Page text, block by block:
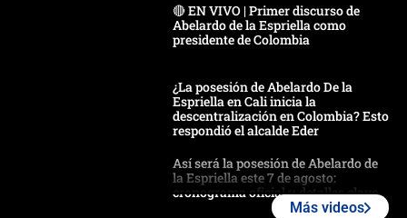
🔴 EN VIVO | Primer discurso de
Abelardo de la Espriella como
presidente de Colombia
¿La posesión de Abelardo De la
Espriella en Cali inicia la
descentralización en Colombia? Esto
respondió el alcalde Eder
Así será la posesión de Abelardo de
la Espriella este 7 de agosto:
cronograma oficial y detalles clave
Más videos